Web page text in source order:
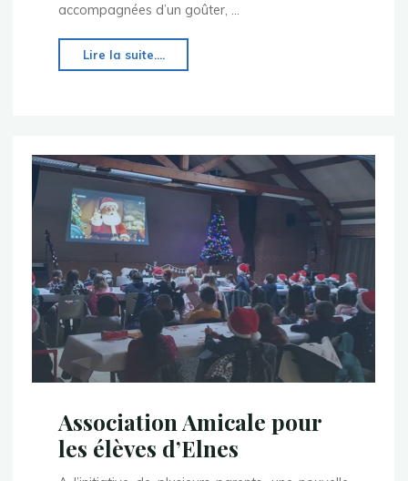
accompagnées d’un goûter, …
Lire la suite....
des
Association Amicale pour
les élèves d’Elnes